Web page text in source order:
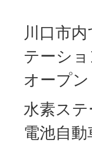
川口市
テーシ
オープン
水素ス
電池自